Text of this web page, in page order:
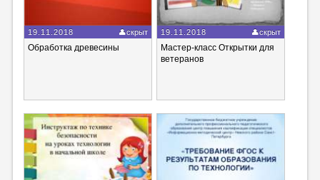
19.11.2018 скрыт
Обработка древесины
19.11.2018 скрыт
Мастер-класс Открытки для
ветеранов